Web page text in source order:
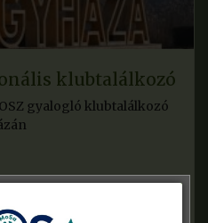
klubtalálkozó
gyalogló klubtalálkozó